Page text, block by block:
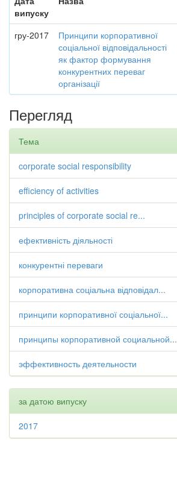
випуску
гру-2017
Принципи корпоративної
соціальної відповідальності
як фактор формування
конкурентних переваг
організації
Перегляд
Тема
corporate social responsibility
efficiency of activities
principles of corporate social re...
ефективність діяльності
конкурентні переваги
корпоративна соціальна відповідал...
принципи корпоративної соціальної...
принципы корпоративной социальной...
эффективность деятельности
за датою випуску
2017